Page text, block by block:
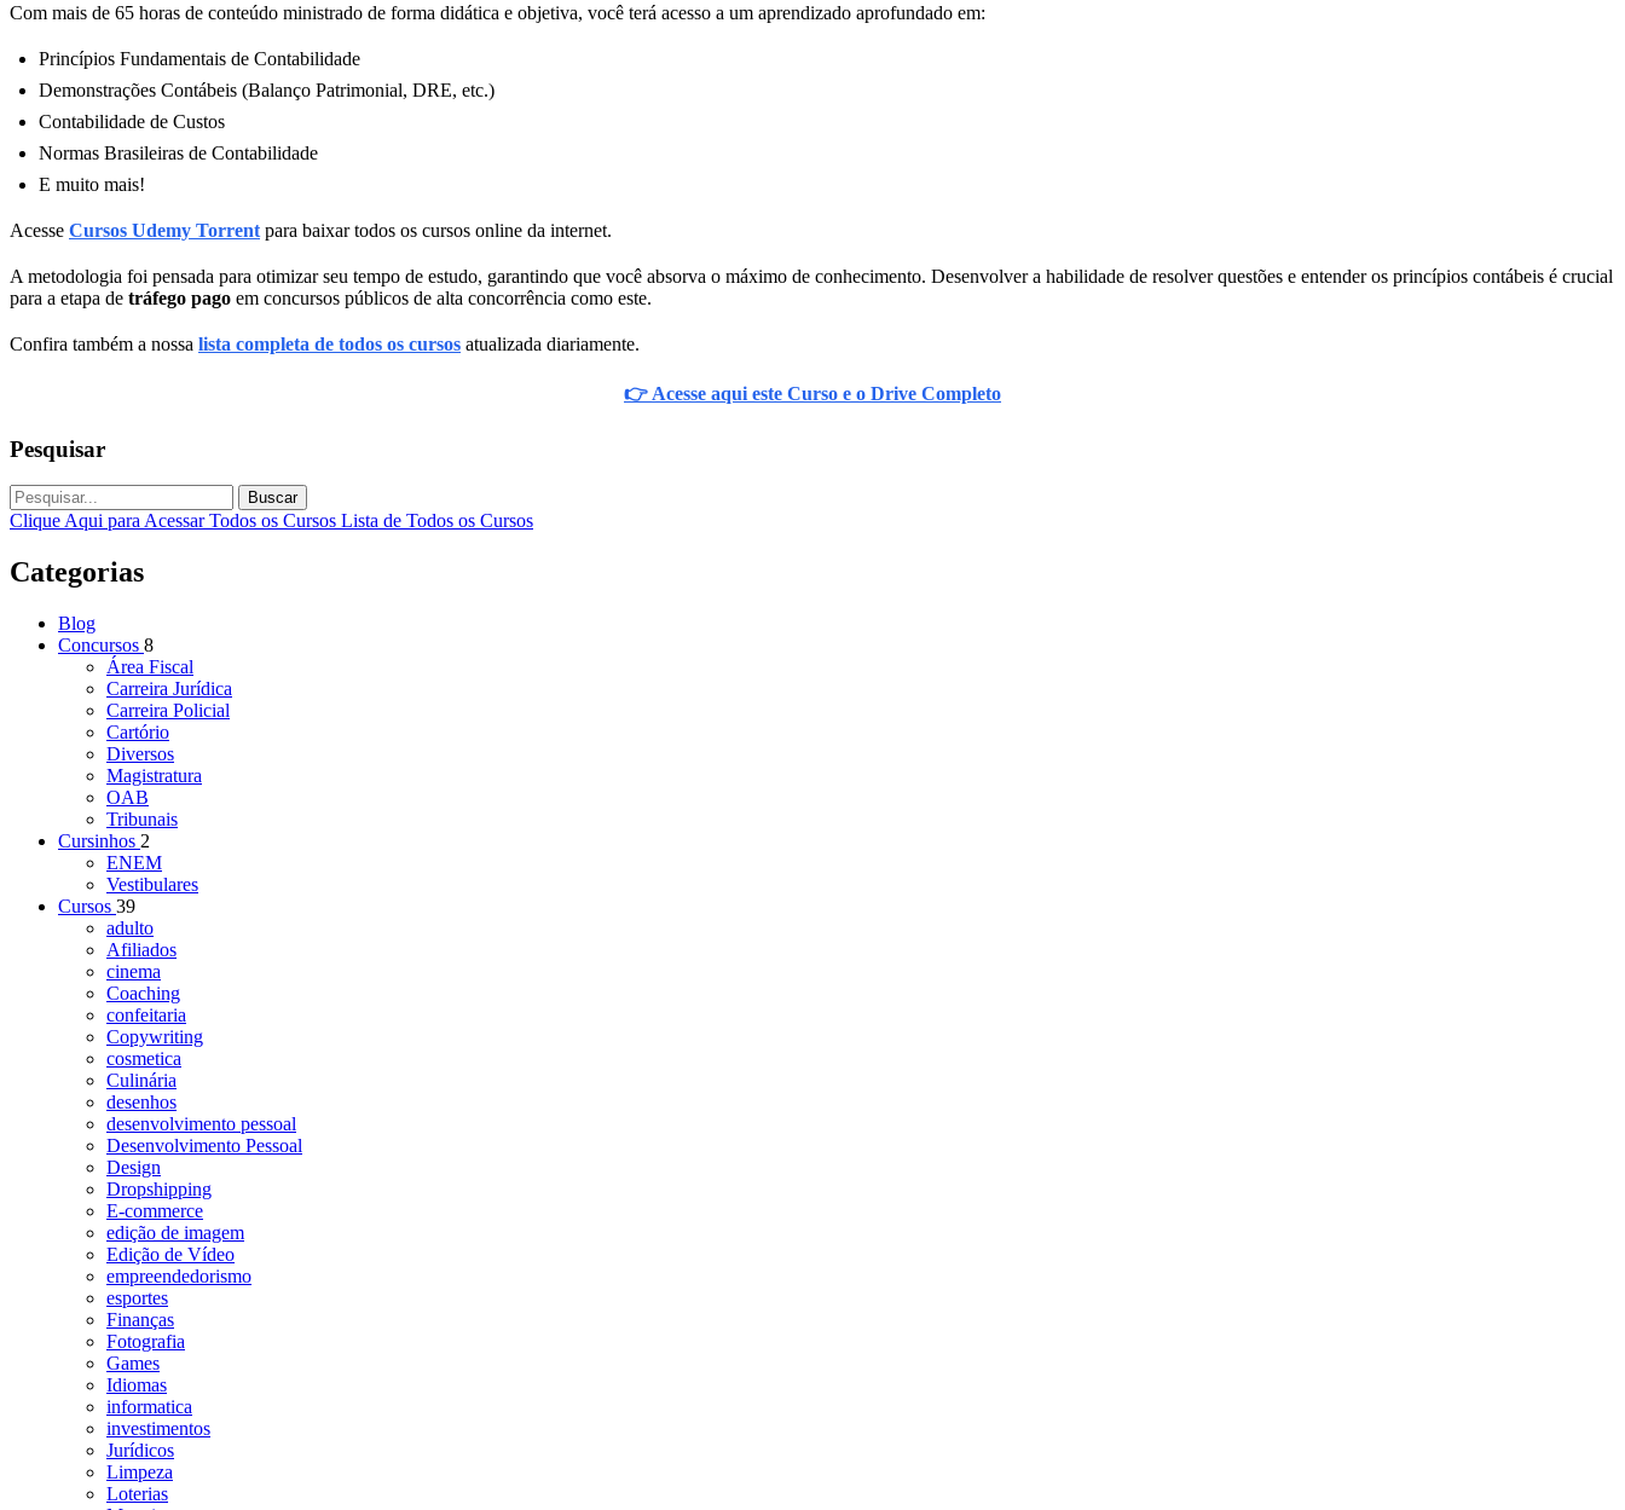
Com mais de 65 horas de conteúdo ministrado de forma didática e objetiva, você terá acesso a um aprendizado aprofundado em:
Princípios Fundamentais de Contabilidade
Demonstrações Contábeis (Balanço Patrimonial, DRE, etc.)
Contabilidade de Custos
Normas Brasileiras de Contabilidade
E muito mais!
Acesse Cursos Udemy Torrent para baixar todos os cursos online da internet.
A metodologia foi pensada para otimizar seu tempo de estudo, garantindo que você absorva o máximo de conhecimento. Desenvolver a habilidade de resolver questões e entender os princípios contábeis é crucial
para a etapa de tráfego pago em concursos públicos de alta concorrência como este.
Confira também a nossa lista completa de todos os cursos atualizada diariamente.
👉 Acesse aqui este Curso e o Drive Completo
Pesquisar
Buscar
Clique Aqui para Acessar Todos os Cursos Lista de Todos os Cursos
Categorias
Blog
Concursos 8
Área Fiscal
Carreira Jurídica
Carreira Policial
Cartório
Diversos
Magistratura
OAB
Tribunais
Cursinhos 2
ENEM
Vestibulares
Cursos 39
adulto
Afiliados
cinema
Coaching
confeitaria
Copywriting
cosmetica
Culinária
desenhos
desenvolvimento pessoal
Desenvolvimento Pessoal
Design
Dropshipping
E-commerce
edição de imagem
Edição de Vídeo
empreendedorismo
esportes
Finanças
Fotografia
Games
Idiomas
informatica
investimentos
Jurídicos
Limpeza
Loterias